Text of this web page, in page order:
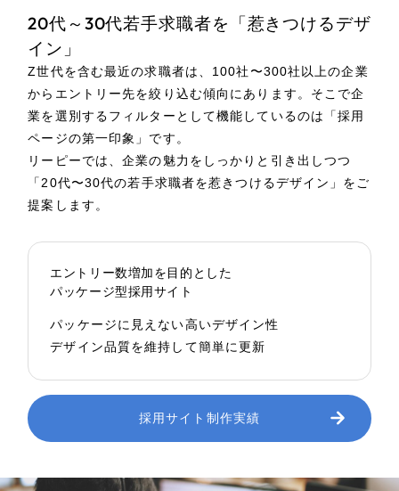
20代～30代若手求職者を「惹きつけるデザ
イン」
Z世代を含む最近の求職者は、100社〜300社以上の企業
からエントリー先を絞り込む傾向にあります。そこで企
業を選別するフィルターとして機能しているのは「採用
ページの第一印象」です。
リーピーでは、企業の魅力をしっかりと引き出しつつ
「20代〜30代の若手求職者を惹きつけるデザイン」をご
提案します。
エントリー数増加を目的とした
パッケージ型採用サイト
パッケージに見えない高いデザイン性
デザイン品質を維持して簡単に更新
採用サイト制作実績